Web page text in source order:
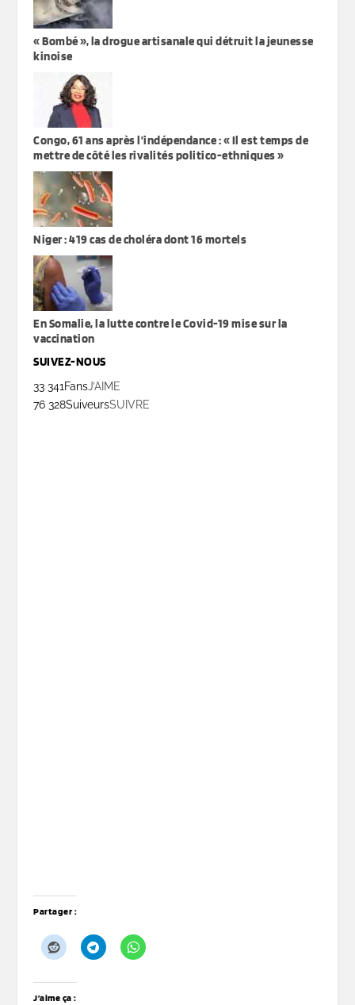
« Bombé », la drogue artisanale qui détruit la jeunesse
kinoise
Congo, 61 ans après l’indépendance : « Il est temps de
mettre de côté les rivalités politico-ethniques »
Niger : 419 cas de choléra dont 16 mortels
En Somalie, la lutte contre le Covid-19 mise sur la
vaccination
SUIVEZ-NOUS
33 341 FansJ’AIME
76 328SuiveursSUIVRE
Partager :
J’aime ça :